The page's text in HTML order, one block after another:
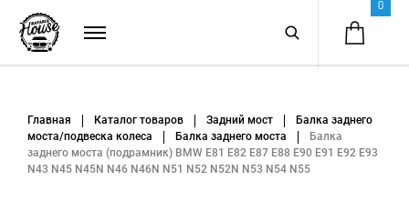
0
Главная Каталог товаров Задний мост
Балка заднего
моста/подвеска колеса
Балка заднего моста
Балка
заднего моста (подрамник) BMW E81 E82 E87 E88 E90 E91 E92 E93
N43 N45 N45N N46 N46N N51 N52 N52N N53 N54 N55